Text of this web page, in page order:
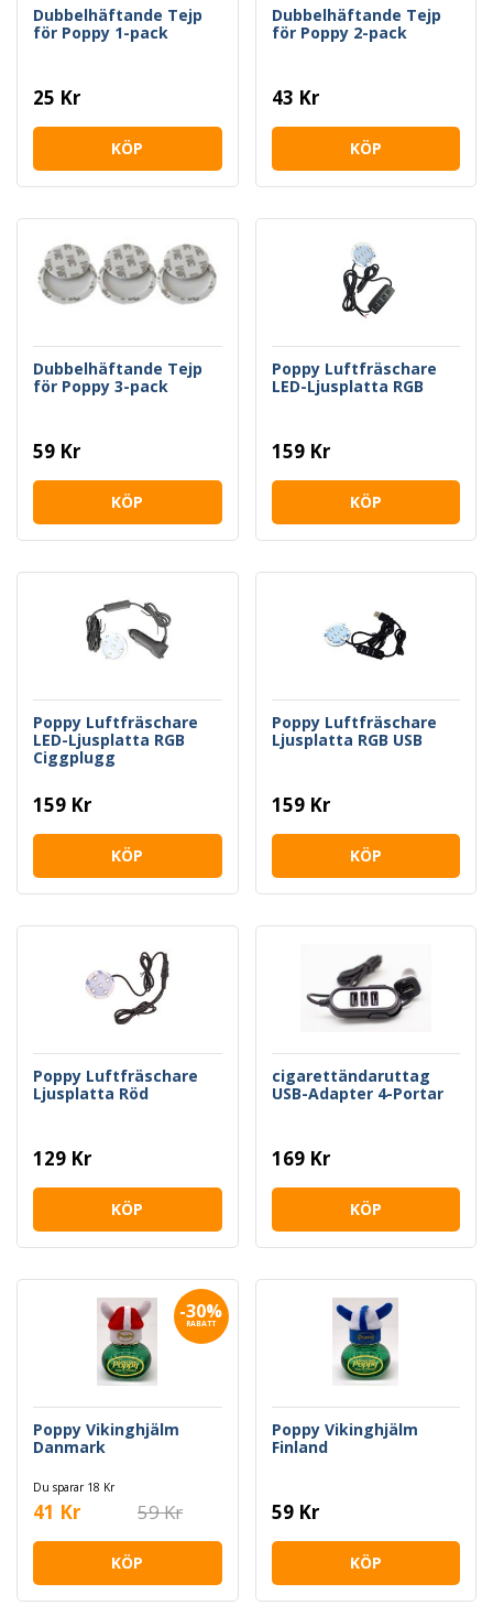
Dubbelhäftande Tejp
för Poppy 1-pack
25 Kr
KÖP
Dubbelhäftande Tejp
för Poppy 2-pack
43 Kr
KÖP
Dubbelhäftande Tejp
för Poppy 3-pack
59 Kr
KÖP
Poppy Luftfräschare
LED-Ljusplatta RGB
159 Kr
KÖP
Poppy Luftfräschare
LED-Ljusplatta RGB
Ciggplugg
159 Kr
KÖP
Poppy Luftfräschare
Ljusplatta RGB USB
159 Kr
KÖP
Poppy Luftfräschare
Ljusplatta Röd
129 Kr
KÖP
cigarettändaruttag
USB-Adapter 4-Portar
169 Kr
KÖP
-30%
RABATT
Poppy Vikinghjälm
Danmark
Du sparar 18 Kr
41 Kr 59 Kr
KÖP
Poppy Vikinghjälm
Finland
59 Kr
KÖP